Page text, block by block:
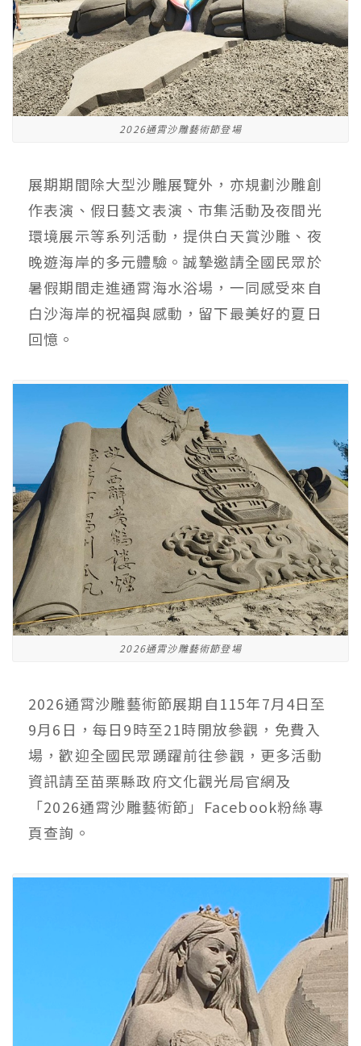
2026通霄沙雕藝術節登場
展期期間除大型沙雕展覽外，亦規劃沙雕創
作表演、假日藝文表演、市集活動及夜間光
環境展示等系列活動，提供白天賞沙雕、夜
晚遊海岸的多元體驗。誠摯邀請全國民眾於
暑假期間走進通霄海水浴場，一同感受來自
白沙海岸的祝福與感動，留下最美好的夏日
回憶。
2026通霄沙雕藝術節登場
2026通霄沙雕藝術節展期自115年7月4日至
9月6日，每日9時至21時開放參觀，免費入
場，歡迎全國民眾踴躍前往參觀，更多活動
資訊請至苗栗縣政府文化觀光局官網及
「2026通霄沙雕藝術節」Facebook粉絲專
頁查詢。